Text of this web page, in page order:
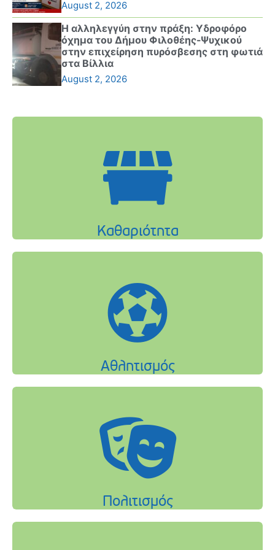
August 2, 2026
Η αλληλεγγύη στην πράξη: Υδροφόρο
όχημα του Δήμου Φιλοθέης-Ψυχικού
στην επιχείρηση πυρόσβεσης στη φωτιά
στα Βίλλια
August 2, 2026